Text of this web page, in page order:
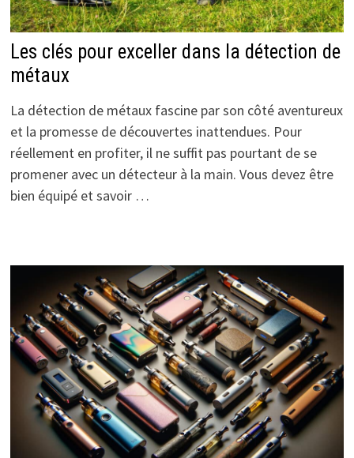
Les clés pour exceller dans la détection de
métaux
La détection de métaux fascine par son côté aventureux
et la promesse de découvertes inattendues. Pour
réellement en profiter, il ne suffit pas pourtant de se
promener avec un détecteur à la main. Vous devez être
bien équipé et savoir …